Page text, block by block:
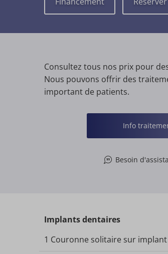
Consultez tous nos prix pour
Nous pouvons offrir des
important de patients.
Info
Besoin
Implants dentaires
1 Couronne solitaire sur implant